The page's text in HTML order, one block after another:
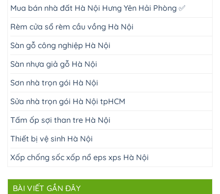
Mua bán nhà đất Hà Nội Hưng Yên Hải Phòng ✅
Rèm cửa sổ rèm cầu vồng Hà Nội
Sàn gỗ công nghiệp Hà Nội
Sàn nhựa giả gỗ Hà Nội
Sơn nhà trọn gói Hà Nội
Sửa nhà trọn gói Hà Nội tpHCM
Tấm ốp sợi than tre Hà Nội
Thiết bị vệ sinh Hà Nội
Xốp chống sốc xốp nổ eps xps Hà Nội
BÀI VIẾT GẦN ĐÂY